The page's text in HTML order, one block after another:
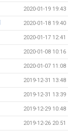
2020-01-19 19:43
2020-01-18 19:40
2020-01-17 12:41
2020-01-08 10:16
2020-01-07 11:08
2019-12-31 13:48
2019-12-31 13:39
2019-12-29 10:48
2019-12-26 20:51